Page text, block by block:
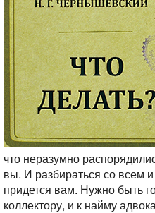
что неразумно
вы. И разбираться со всем
придется вам. Нужно быть
коллектору, и к найму